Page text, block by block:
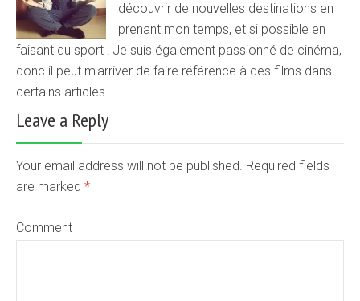
découvrir de nouvelles destinations en
prenant mon temps, et si possible en
faisant du sport ! Je suis également passionné de cinéma,
donc il peut m'arriver de faire référence à des films dans
certains articles.
Leave a Reply
Your email address will not be published. Required fields
are marked *
Comment